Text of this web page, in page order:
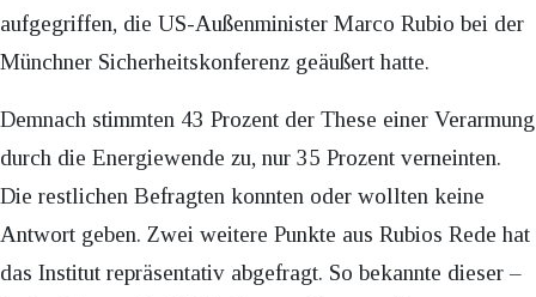
aufgegriffen, die US-Außenminister Marco Rubio bei der
Münchner Sicherheitskonferenz geäußert hatte.
Demnach stimmten 43 Prozent der These einer Verarmung
durch die Energiewende zu, nur 35 Prozent verneinten.
Die restlichen Befragten konnten oder wollten keine
Antwort geben. Zwei weitere Punkte aus Rubios Rede hat
das Institut repräsentativ abgefragt. So bekannte dieser –